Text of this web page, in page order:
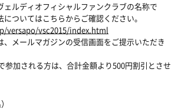
ルディオフィシャルファンクラブの名称で
ついてはこちらからご確認ください。
versapo/vsc2015/index.html
メールマガジンの受信画面をご提示いただき
加される方は、合計金額より500円割引とさせ